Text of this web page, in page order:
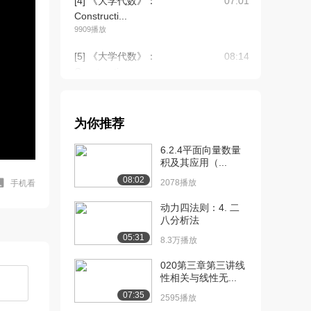
手机看
Constructi...
9909播放
[5] 《大学代数》：
08:14
Constructi...
Constructi...
08:43
[8] 《大学代数》：Lines-
Distance a...
12:42
为你推荐
08:02
6.2.4平面向量数量
积及其应用（...
2078播放
05:31
动力四法则：4. 二
八分析法
8.3万播放
07:35
020第三章第三讲线
性相关与线性无...
2595播放